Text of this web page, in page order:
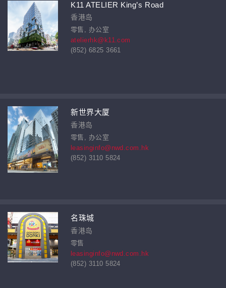
K11 ATELIER King’s Road
香港岛
零售, 办公室
atelierhk@k11.com
(852) 6825 3661
新世界大厦
香港岛
零售, 办公室
leasinginfo@nwd.com.hk
(852) 3110 5824
名珠城
香港岛
零售
leasinginfo@nwd.com.hk
(852) 3110 5824